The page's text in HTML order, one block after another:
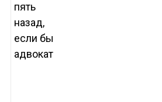
пять
назад,
если бы
адвокат